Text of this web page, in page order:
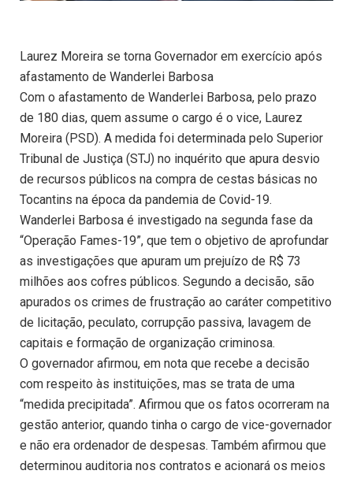
Laurez Moreira se torna Governador em exercício após
afastamento de Wanderlei Barbosa
Com o afastamento de Wanderlei Barbosa, pelo prazo
de 180 dias, quem assume o cargo é o vice, Laurez
Moreira (PSD). A medida foi determinada pelo Superior
Tribunal de Justiça (STJ) no inquérito que apura desvio
de recursos públicos na compra de cestas básicas no
Tocantins na época da pandemia de Covid-19.
Wanderlei Barbosa é investigado na segunda fase da
“Operação Fames-19”, que tem o objetivo de aprofundar
as investigações que apuram um prejuízo de R$ 73
milhões aos cofres públicos. Segundo a decisão, são
apurados os crimes de frustração ao caráter competitivo
de licitação, peculato, corrupção passiva, lavagem de
capitais e formação de organização criminosa.
O governador afirmou, em nota que recebe a decisão
com respeito às instituições, mas se trata de uma
“medida precipitada”. Afirmou que os fatos ocorreram na
gestão anterior, quando tinha o cargo de vice-governador
e não era ordenador de despesas. Também afirmou que
determinou auditoria nos contratos e acionará os meios